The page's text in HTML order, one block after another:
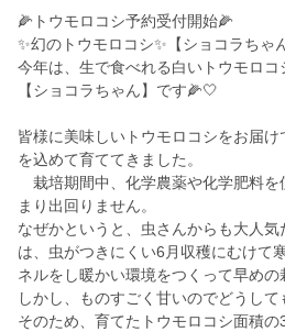
🌽トウモロコシ予約受付開始🌽
✨幻のトウモロコシ✨【ショコラちゃ
今年は、生で食べれる白いトウモロコ
【ショコラちゃん】です🌽🤍
皆様に美味しいトウモロコシをお届
を込めて育ててきました。
栽培期間中、化学農薬や化学肥料を
まり出回りません。
なぜかというと、虫さんからも大人
は、虫がつきにくい6月収穫にむけて
ネルをし暖かい環境をつくって早めの
しかし、ものすごく甘いのでどうして
そのため、育てたトウモロコシ面積